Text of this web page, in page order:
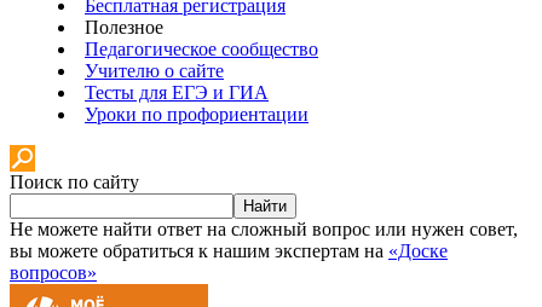
Бесплатная регистрация
Полезное
Педагогическое сообщество
Учителю о сайте
Тесты для ЕГЭ и ГИА
Уроки по профориентации
Поиск по сайту
Найти
Не можете найти ответ на сложный вопрос или нужен совет,
вы можете обратиться к нашим экспертам на «Доске
вопросов»